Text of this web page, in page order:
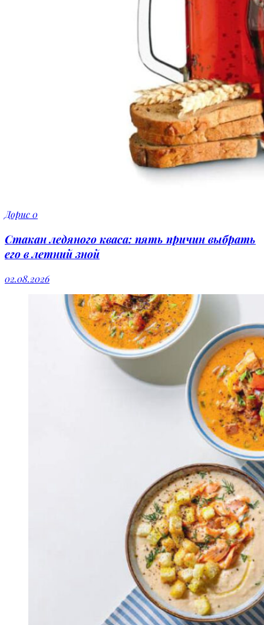
Дорис0
Стакан ледяного кваса: пять причин выбрать
его в летний зной
02.08.2026